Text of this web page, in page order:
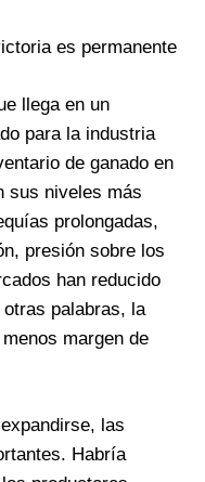
es permanente
llega en un
para la industria
de ganado en
sus niveles más
prolongadas,
presión sobre los
han reducido
palabras, la
margen de
las
Habría